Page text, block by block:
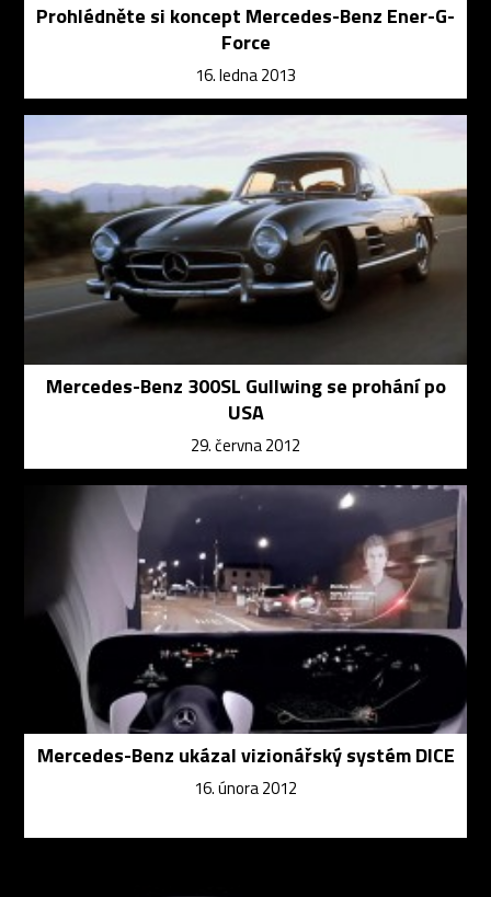
Prohlédněte si koncept Mercedes-Benz Ener-G-
Force
16. ledna 2013
Mercedes-Benz 300SL Gullwing se prohání po
USA
29. června 2012
Mercedes-Benz ukázal vizionářský systém DICE
16. února 2012